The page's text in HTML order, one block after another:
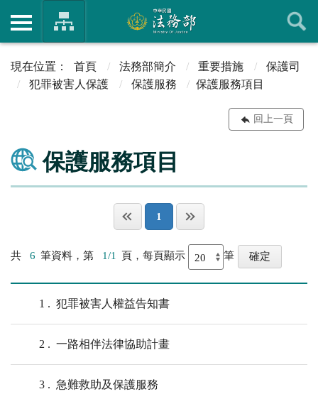
首頁 法務部簡介 重要措施
保護司
犯罪被害人保護
保護服務 保護服務項目
回上一頁
保護服務項目
1
共 6 筆資料，第 1/1 頁，每頁顯示 筆
1 犯罪被害人權益告知書
2 一路相伴法律協助計畫
3 急難救助及保護服務